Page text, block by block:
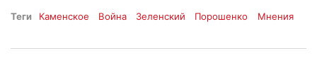
Теги Каменское Война Зеленский Порошенко Мнения